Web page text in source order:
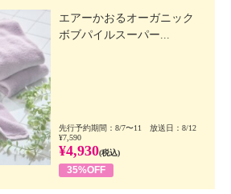
エアーかおるオーガニック
ボブパイルスーパー...
先行予約期間：8/7〜11 放送日：8/12
¥7,590
¥4,930(税込)
35%OFF